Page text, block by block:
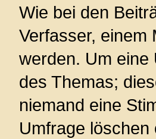
Wie bei den
Verfasser, einem
werden. Um eine
des Themas;
niemand eine
Umfrage